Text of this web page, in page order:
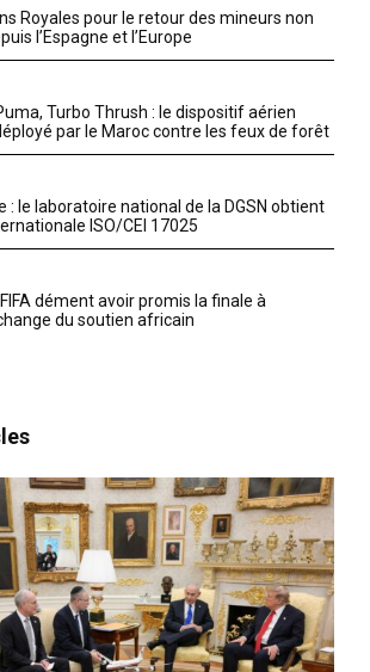
Royales pour le retour des mineurs non
l’Espagne et l’Europe
Turbo Thrush : le dispositif aérien
par le Maroc contre les feux de forêt
: le laboratoire national de la DGSN obtient
ISO/CEI 17025
dément avoir promis la finale à
du soutien africain